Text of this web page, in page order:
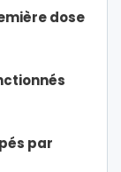
dose
par